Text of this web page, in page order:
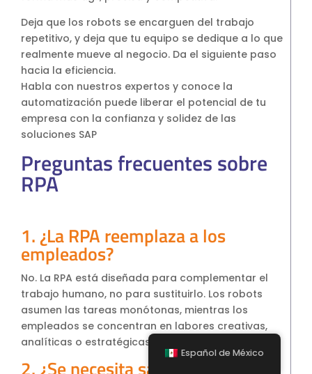
Deja que los robots se encarguen del trabajo
repetitivo, y deja que tu equipo se dedique a lo que
realmente mueve al negocio. Da el siguiente paso
hacia la eficiencia.
Habla con nuestros expertos y conoce la
automatización puede liberar el potencial de tu
empresa con la confianza y solidez de las
soluciones SAP
Preguntas frecuentes sobre
RPA
1. ¿La RPA reemplaza a los
empleados?
No. La RPA está diseñada para complementar el
trabajo humano, no para sustituirlo. Los robots
asumen las tareas monótonas, mientras los
empleados se concentran en labores creativas,
analíticas o estratégicas.
2. ¿Se necesita saber programar
Español de México